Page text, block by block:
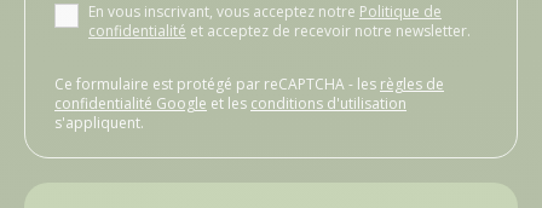
En vous inscrivant, vous acceptez notre Politique de
confidentialité et acceptez de recevoir notre newsletter.
Ce formulaire est protégé par reCAPTCHA - les règles de
confidentialité Google et les conditions d'utilisation
s'appliquent.